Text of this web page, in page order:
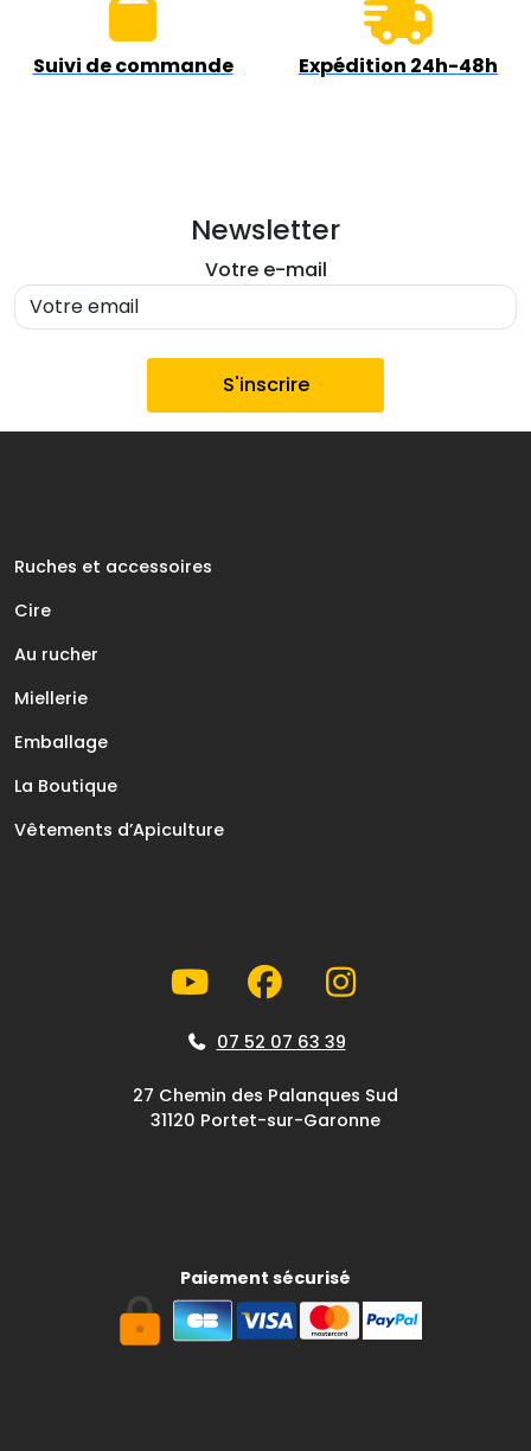
Suivi de commande Expédition 24h-48h
Newsletter
Votre e-mail
Ruches et accessoires
Cire
Au rucher
Miellerie
Emballage
La Boutique
Vêtements d’Apiculture
07 52 07 63 39
27 Chemin des Palanques Sud
31120 Portet-sur-Garonne
Paiement sécurisé